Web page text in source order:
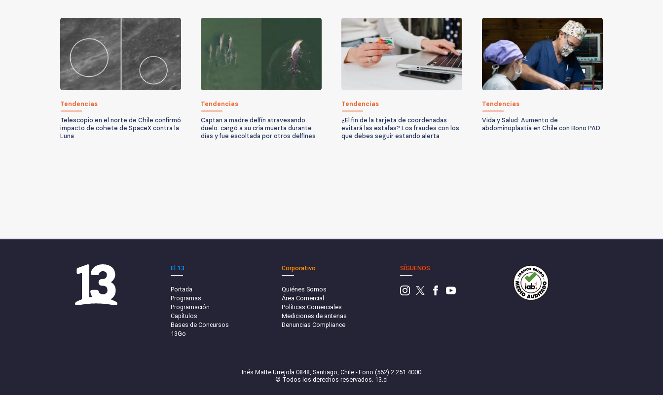
Tendencias
Telescopio en el norte de Chile confirmó
impacto de cohete de SpaceX contra la
Luna
Tendencias
Captan a madre delfín atravesando
duelo: cargó a su cría muerta durante
días y fue escoltada por otros delfines
Tendencias
¿El fin de la tarjeta de coordenadas
evitará las estafas? Los fraudes con los
que debes seguir estando alerta
Tendencias
Vida y Salud: Aumento de
abdominoplastía en Chile con Bono PAD
El 13
Portada
Programas
Programación
Capítulos
Bases de Concursos
13Go
Corporativo
Quiénes Somos
Área Comercial
Políticas Comerciales
Mediciones de antenas
Denuncias Compliance
SÍGUENOS
Inés Matte Urrejola 0848, Santiago, Chile - Fono (562) 2 251 4000
© Todos los derechos reservados. 13.cl